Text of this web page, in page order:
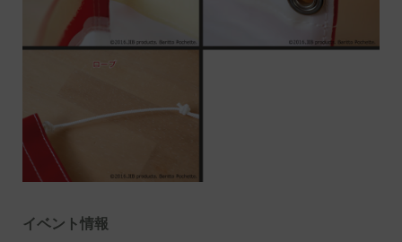
イベント情報